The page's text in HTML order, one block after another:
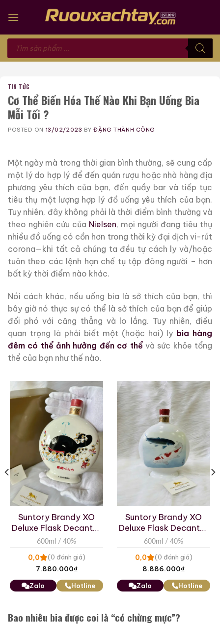
Tìm
kiếm
phẩm
TIN TỨC
Cơ Thể Biến Hóa Thế Nào Khi Bạn Uống Bia
Mỗi Tối ?
POSTED ON 13/02/2023 BYĐẶNG THÀNH CÔNG
Một ngày mà trong thời gian bình thường, sẽ cung cấp
một lý do hợp lý để đến quán rượu hoặc nhà hàng địa
phương yêu thích của bạn, đến quầy bar và tiếp tục
tiêu thụ một lượng hợp lý đồ uống yêu thích của bạn.
Tuy nhiên, đây không phải là thời điểm bình thường và
theo nghiên cứu của Nielsen, mọi người đang tiêu thụ
nhiều đồ uống có cồn hơn trong thời kỳ đại dịch vi-rút
corona—khi tất cả chúng ta đều tự cách ly và/hoặc
tuân theo các lệnh hạn chế tụ tập đông người – hơn
bất kỳ thời điểm nào khác.
Nói cách khác, nếu uống bia là sở thích của bạn, thì
bây giờ nó thực sự có thể là sở thích của bạn để giúp
đối phó với căng thẳng và lo lắng. Tuy nhiên, điều
quan trọng là phải biết một (hoặc hai) ly bia hàng
đêm có thể ảnh hưởng đến cơ thểvà sức khỏe tổng
thể của bạn như thế nào.
Suntory Brandy XO
Deluxe Flask Decanter
– Museum Collection
Mucha
0,0 (0 đánh giá)
5.220.000₫
Zalo Hotline
Remy Martin Louis XIII
Cognac Ultra Rare Red
700ml / 40%
0,0 (0 đánh giá)
1.330.000.000
Zalo Hotline
Bao nhiêu bia được coi là “có chừng mực”?